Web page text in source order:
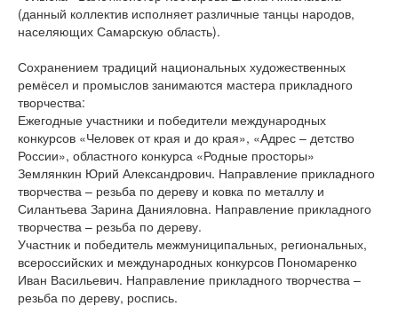
(данный коллектив исполняет различные танцы народов,
населяющих Самарскую область).
Сохранением традиций национальных художественных
ремёсел и промыслов занимаются мастера прикладного
творчества:
Ежегодные участники и победители международных
конкурсов «Человек от края и до края», «Адрес – детство
России», областного конкурса «Родные просторы»
Землянкин Юрий Александрович. Направление прикладного
творчества – резьба по дереву и ковка по металлу и
Силантьева Зарина Данияловна. Направление прикладного
творчества – резьба по дереву.
Участник и победитель межмуниципальных, региональных,
всероссийских и международных конкурсов Пономаренко
Иван Васильевич. Направление прикладного творчества –
резьба по дереву, роспись.